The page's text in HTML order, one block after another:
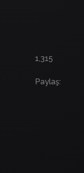
1,315
Paylaş: